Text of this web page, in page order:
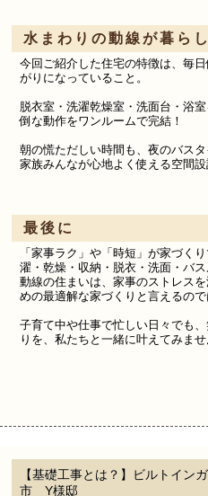
水まわりの動線が暮ら
今回ご紹介した住宅の特徴は、毎
がりになっていること。
脱衣室・洗濯乾燥室・洗面台・浴
倒な動作をワンルームで完結！
朝の慌ただしい時間も、夜のバスタ
家族みんなが心地よく使える空間設
最後に
「家事ラク」や「時短」が家づく
濯・乾燥・収納・脱衣・洗面・バ
動線の住まいは、家事のストレス
めの最適解な家づくりと言えるので
子育て中や仕事で忙しい日々でも
りを、私たちと一緒に叶えてみませ
【基礎工事とは？】ビルトイ
市 Y様邸